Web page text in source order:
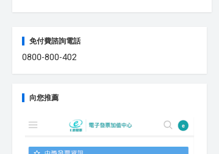
免付費諮詢電話
0800-800-402
向您推薦